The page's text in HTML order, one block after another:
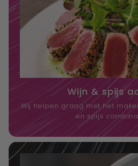
Wijn & spijs
Wij helpen graag met het
en spijs